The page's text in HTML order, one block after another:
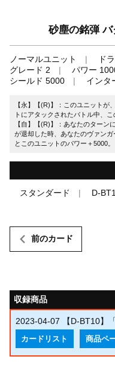
砂塵の銘弾
ノーマルユニット ド
グレード 2
パワー
シールド 5000
インタ
【永】【(R)】：このユニットが
トにアタックされたバトル中、
【自】【(R)】：あなたのターン
が退却した時、あなたのヴァン
とこのユニットのパワー＋5000。
スタンダード D-
前のカード
収録商品
2023-04-07 【D-BT10】
カードリスト 商品ペ